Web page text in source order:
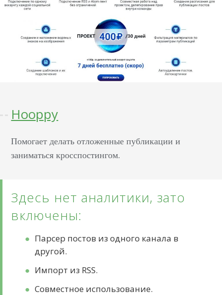
Hooppy
Помогает делать отложенные публикации и
заниматься кросспостингом.
Здесь нет аналитики, зато
включены:
Парсер постов из одного канала в
другой.
Импорт из RSS.
Совместное использование.